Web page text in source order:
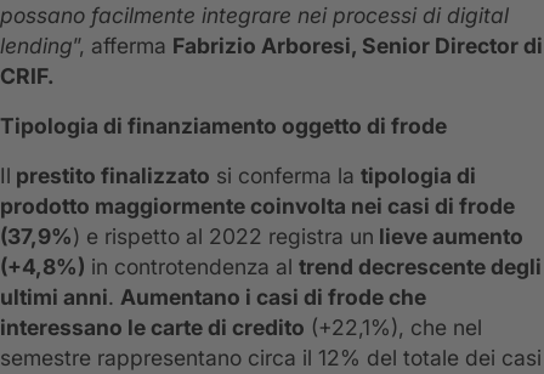
possano facilmente integrare nei processi di digital
lending”, afferma Fabrizio Arboresi, Senior Director di
CRIF.
Tipologia di finanziamento oggetto di frode
Il prestito finalizzato si conferma la tipologia di
prodotto maggiormente coinvolta nei casi di frode
(37,9%) e rispetto al 2022 registra un lieve aumento
(+4,8%) in controtendenza al trend decrescente degli
ultimi anni. Aumentano i casi di frode che
interessano le carte di credito (+22,1%), che nel
semestre rappresentano circa il 12% del totale dei casi